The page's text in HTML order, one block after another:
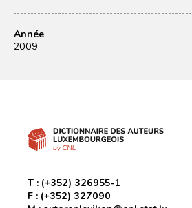
Année
2009
T : (+352) 326955-1
F : (+352) 327090